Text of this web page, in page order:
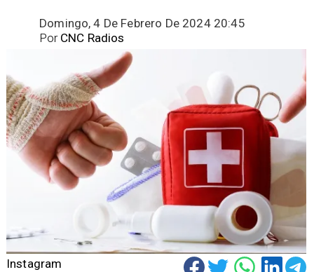
Domingo, 4 De Febrero De 2024 20:45
CNC Radios
Por
Instagram